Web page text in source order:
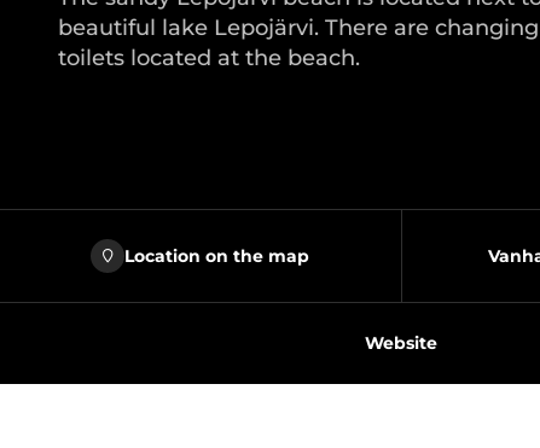
beautiful lake Lepojärvi. There are
toilets located at the beach.
Location on the map
Website